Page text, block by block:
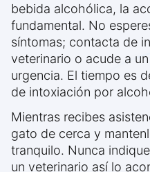
bebida alcohólica, la
fundamental. No
síntomas; contacta de
veterinario o acude a
urgencia. El tiempo es
de intoxiación por
Mientras recibes
gato de cerca y
tranquilo. Nunca
un veterinario así lo